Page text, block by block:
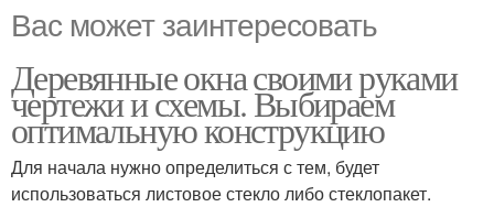
Вас может заинтересовать
Деревянные окна своими руками
чертежи и схемы. Выбираем
оптимальную конструкцию
Для начала нужно определиться с тем, будет
использоваться листовое стекло либо стеклопакет.